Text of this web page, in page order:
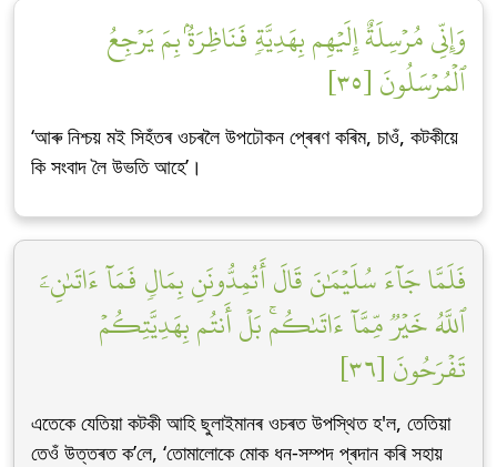
وَإِنِّي مُرۡسِلَةٌ إِلَيۡهِم بِهَدِيَّةٖ فَنَاظِرَةُۢ بِمَ يَرۡجِعُ
ٱلۡمُرۡسَلُونَ [٣٥]
‘আৰু নিশ্চয় মই সিহঁতৰ ওচৰলৈ উপঢৌকন প্ৰেৰণ কৰিম, চাওঁ, কটকীয়ে
কি সংবাদ লৈ উভতি আহে’।
فَلَمَّا جَآءَ سُلَيۡمَٰنَ قَالَ أَتُمِدُّونَنِ بِمَالٖ فَمَآ ءَاتَىٰنِۦَ
ٱللَّهُ خَيۡرٞ مِّمَّآ ءَاتَىٰكُمۚ بَلۡ أَنتُم بِهَدِيَّتِكُمۡ
تَفۡرَحُونَ [٣٦]
এতেকে যেতিয়া কটকী আহি ছুলাইমানৰ ওচৰত উপস্থিত হ'ল, তেতিয়া
তেওঁ উত্তৰত ক’লে, ‘তোমালোকে মোক ধন-সম্পদ প্ৰদান কৰি সহায়